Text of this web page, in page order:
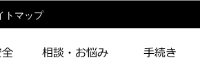
ページの本文へ移動
トマップ